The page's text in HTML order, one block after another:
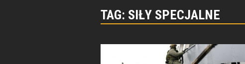
TAG: SIŁY SPECJALNE